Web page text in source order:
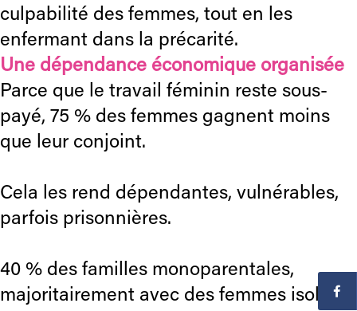
culpabilité des femmes, tout en les
enfermant dans la précarité.
Une dépendance économique organisée
Parce que le travail féminin reste sous-
payé, 75 % des femmes gagnent moins
que leur conjoint.
Cela les rend dépendantes, vulnérables,
parfois prisonnières.
40 % des familles monoparentales,
majoritairement avec des femmes isolées,